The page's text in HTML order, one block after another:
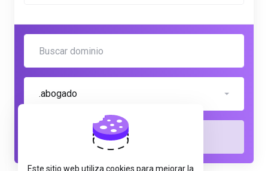
.abogado
Comprobar
Este sitio web utiliza cookies para mejorar la